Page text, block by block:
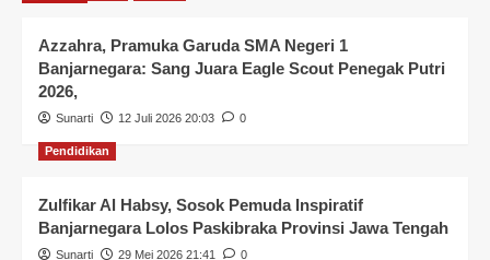
Azzahra, Pramuka Garuda SMA Negeri 1
Banjarnegara: Sang Juara Eagle Scout Penegak Putri
2026,
Sunarti 12 Juli 2026 20:03 0
Pendidikan
Zulfikar Al Habsy, Sosok Pemuda Inspiratif
Banjarnegara Lolos Paskibraka Provinsi Jawa Tengah
Sunarti 29 Mei 2026 21:41 0